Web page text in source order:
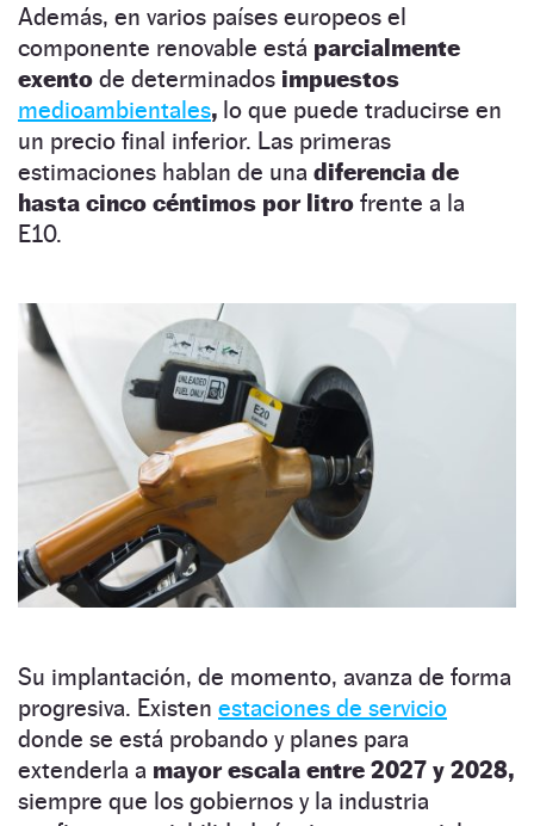
Además, en varios países europeos el
componente renovable está parcialmente
exento de determinados impuestos
medioambientales, lo que puede traducirse en
un precio final inferior. Las primeras
estimaciones hablan de una diferencia de
hasta cinco céntimos por litro frente a la
E10.
Su implantación, de momento, avanza de forma
progresiva. Existen estaciones de servicio
donde se está probando y planes para
extenderla a mayor escala entre 2027 y 2028,
siempre que los gobiernos y la industria